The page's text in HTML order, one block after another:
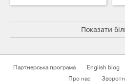
Показати
Партнерська програма English blog
Про нас